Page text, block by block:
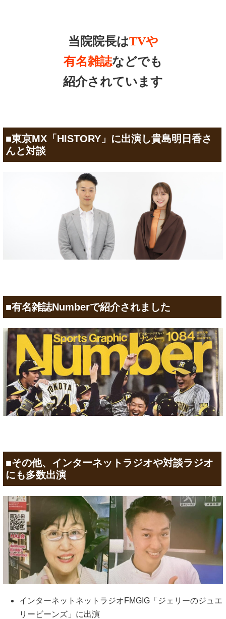
当院院長はTVや
有名雑誌などでも
紹介されています
■東京MX「HISTORY」に出演し貴島明日香さ
んと対談
■有名雑誌Numberで紹介されました
■その他、インターネットラジオや対談ラジオ
にも多数出演
インターネットネットラジオFMGIG「ジェリーのジュエ
リービーンズ」に出演